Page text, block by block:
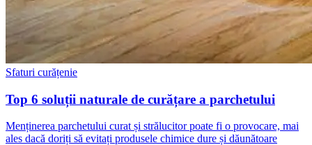
Sfaturi curățenie
Top 6 soluții naturale de curățare a parchetului
Menținerea parchetului curat și strălucitor poate fi o provocare, mai
ales dacă doriți să evitați produsele chimice dure și dăunătoare